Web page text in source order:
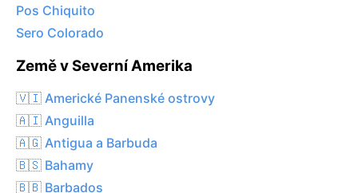
Pos Chiquito
Sero Colorado
Země v Severní Amerika
🇻🇮 Americké Panenské ostrovy
🇦🇮 Anguilla
🇦🇬 Antigua a Barbuda
🇧🇸 Bahamy
🇧🇧 Barbados